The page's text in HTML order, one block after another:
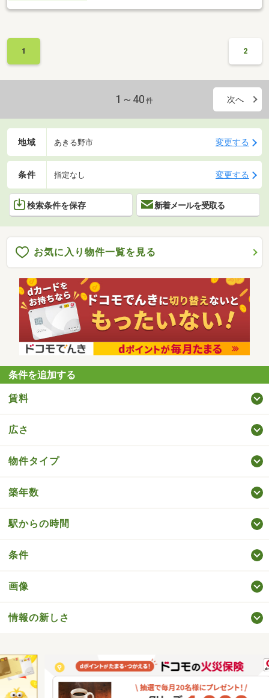
1 2
1～40 件 次へ
地域 あきる野市 変更する
条件 指定なし 変更する
検索条件を保存 新着メールを受取る
お気に入り物件一覧を見る
条件を追加する
賃料
広さ
物件タイプ
築年数
駅からの時間
条件
画像
情報の新しさ